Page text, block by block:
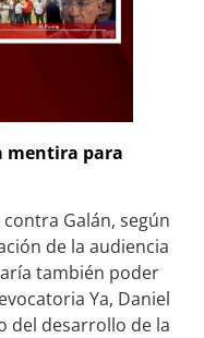
mentira para
Galán, según
de la audiencia
también poder
Ya, Daniel
del desarrollo de la